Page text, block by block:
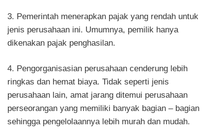
3. Pemerintah menerapkan pajak yang rendah untuk
jenis perusahaan ini. Umumnya, pemilik hanya
dikenakan pajak penghasilan.
4. Pengorganisasian perusahaan cenderung lebih
ringkas dan hemat biaya. Tidak seperti jenis
perusahaan lain, amat jarang ditemui perusahaan
perseorangan yang memiliki banyak bagian – bagian
sehingga pengelolaannya lebih murah dan mudah.